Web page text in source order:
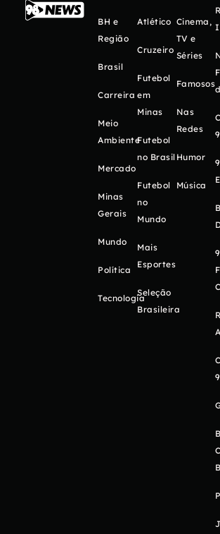
BH e
Região
Brasil
Carreira
Meio
Ambiente
Mercado
Minas
Gerais
Mundo
Política
Tecnologia
Atlético
Cruzeiro
Futebol
em
Minas
Futebol
no Brasil
Futebol
no
Mundo
Mais
Esportes
Seleção
Brasileira
Cinema,
TV e
Séries
Famosos
Nas
Redes
Humor
Música